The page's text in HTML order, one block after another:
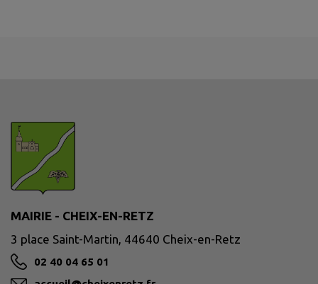
MAIRIE - CHEIX-EN-RETZ
3 place Saint-Martin, 44640 Cheix-en-Retz
02 40 04 65 01